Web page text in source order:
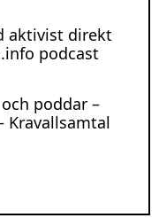
aktivist direkt
podcast
poddar –
Kravallsamtal